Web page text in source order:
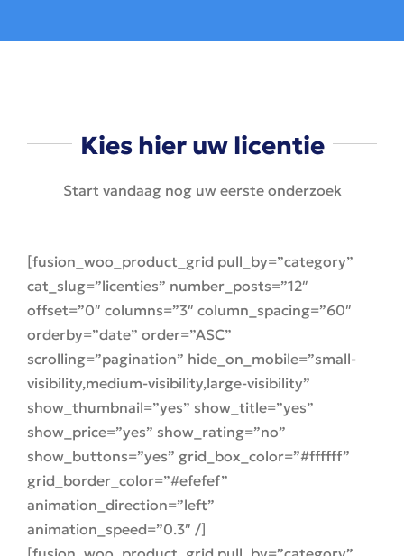
Kies hier uw licentie
Start vandaag nog uw eerste onderzoek
[fusion_woo_product_grid pull_by=”category”
cat_slug=”licenties” number_posts=”12″
offset=”0″ columns=”3″ column_spacing=”60″
orderby=”date” order=”ASC”
scrolling=”pagination” hide_on_mobile=”small-
visibility,medium-visibility,large-visibility”
show_thumbnail=”yes” show_title=”yes”
show_price=”yes” show_rating=”no”
show_buttons=”yes” grid_box_color=”#ffffff”
grid_border_color=”#efefef”
animation_direction=”left”
animation_speed=”0.3″ /]